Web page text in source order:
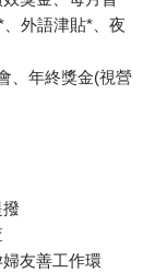
外語津貼*、夜
、年終獎金(視營
友善工作環